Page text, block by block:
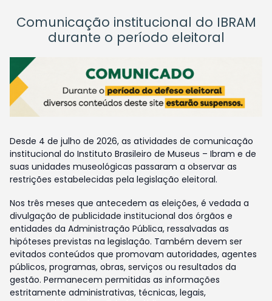
Comunicação institucional do IBRAM
durante o período eleitoral
Desde 4 de julho de 2026, as atividades de comunicação
institucional do Instituto Brasileiro de Museus – Ibram e de
suas unidades museológicas passaram a observar as
restrições estabelecidas pela legislação eleitoral.
Nos três meses que antecedem as eleições, é vedada a
divulgação de publicidade institucional dos órgãos e
entidades da Administração Pública, ressalvadas as
hipóteses previstas na legislação. Também devem ser
evitados conteúdos que promovam autoridades, agentes
públicos, programas, obras, serviços ou resultados da
gestão. Permanecem permitidas as informações
estritamente administrativas, técnicas, legais,